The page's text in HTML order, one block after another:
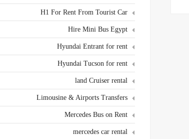
H1 For Rent From Tourist Car
Hire Mini Bus Egypt
Hyundai Entrant for rent
Hyundai Tucson for rent
land Cruiser rental
Limousine & Airports Transfers
Mercedes Bus on Rent
mercedes car rental